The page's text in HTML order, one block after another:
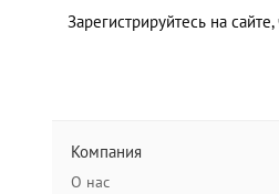
Зарегистрируйтесь на
Компания
О нас